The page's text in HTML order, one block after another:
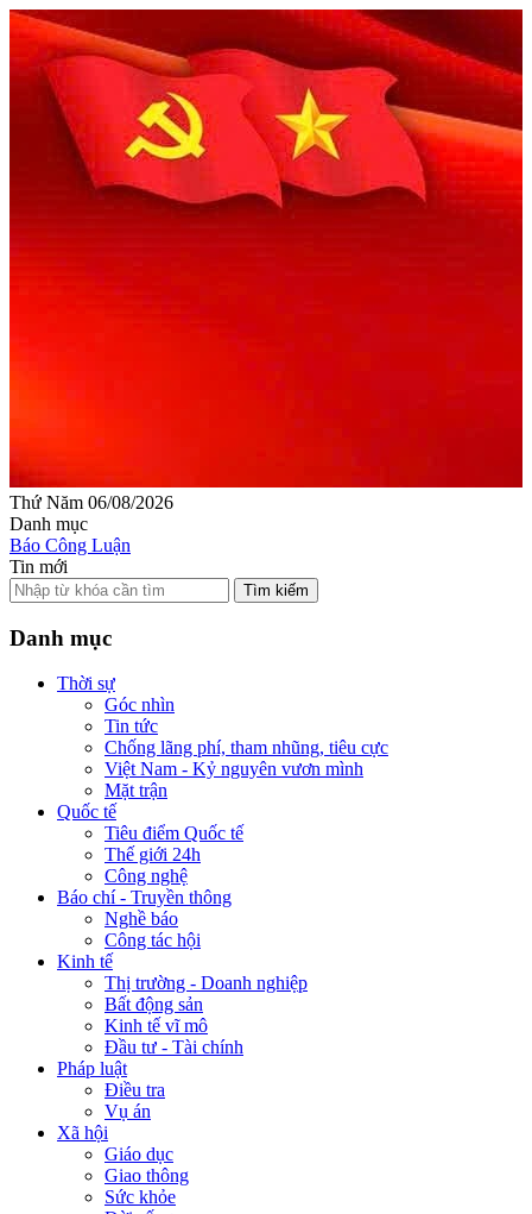
Thứ Năm 06/08/2026
Danh mục
Báo Công Luận
Tin mới
Tìm kiếm
Danh mục
Thời sự
Góc nhìn
Tin tức
Chống lãng phí, tham nhũng, tiêu cực
Việt Nam - Kỷ nguyên vươn mình
Mặt trận
Quốc tế
Tiêu điểm Quốc tế
Thế giới 24h
Công nghệ
Báo chí - Truyền thông
Nghề báo
Công tác hội
Kinh tế
Thị trường - Doanh nghiệp
Bất động sản
Kinh tế vĩ mô
Đầu tư - Tài chính
Pháp luật
Điều tra
Vụ án
Xã hội
Giáo dục
Giao thông
Sức khỏe